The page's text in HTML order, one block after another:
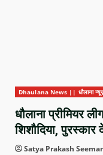
Dhaulana News || धौलाना
धौलाना प्रीमियर
शिशौदिया, पुरस्कार
Satya Prakash